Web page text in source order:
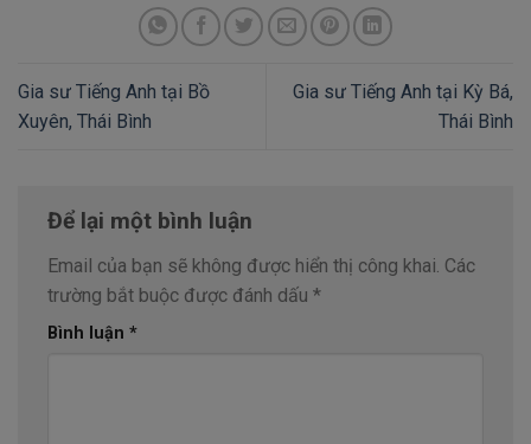
Gia sư Tiếng Anh tại Bồ
Xuyên, Thái Bình
Gia sư Tiếng Anh tại Kỳ Bá,
Thái Bình
Để lại một bình luận
Email của bạn sẽ không được hiển thị công khai. Các
trường bắt buộc được đánh dấu *
Bình luận *